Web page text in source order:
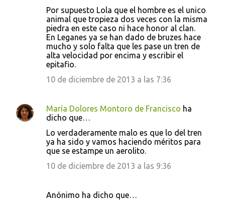
Por supuesto Lola que el hombre es el unico
animal que tropieza dos veces con la misma
piedra en este caso ni hace honor al clan.
En Leganes ya se han dado de bruzes hace
mucho y solo falta que les pase un tren de
alta velocidad por encima y escribir el
epitafio.
10 de diciembre de 2013 a las 7:36
María Dolores Montoro de Francisco ha
dicho que…
Lo verdaderamente malo es que lo del tren
ya ha sido y vamos haciendo méritos para
que se estampe un aerolito.
10 de diciembre de 2013 a las 9:36
Anónimo ha dicho que…